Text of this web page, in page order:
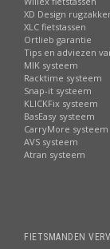
XD Design
XLC fietstassen
Ortlieb garantie
Tips en adviezen
MIK systeem
Racktime systeem
Snap-it systeem
KLICKFix systeem
BasEasy systeem
CarryMore systeem
AVS systeem
Atran systeem
FIETSMANDEN